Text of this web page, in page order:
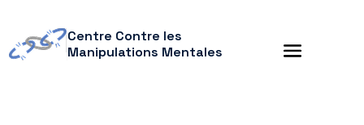
Centre Contre les
Manipulations Mentales